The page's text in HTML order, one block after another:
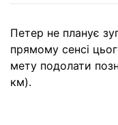
Петер не планує
прямому сенсі
мету подолати
км).